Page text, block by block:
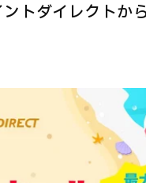
トダイレクトか